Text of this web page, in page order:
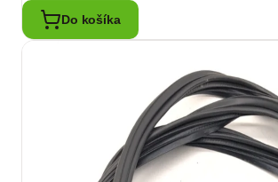
Do košíka